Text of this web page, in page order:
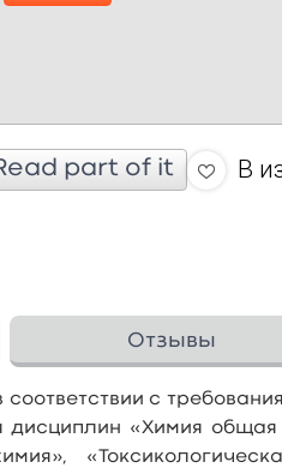
part of it В
Отзывы
соответствии с
дисциплин «Химия